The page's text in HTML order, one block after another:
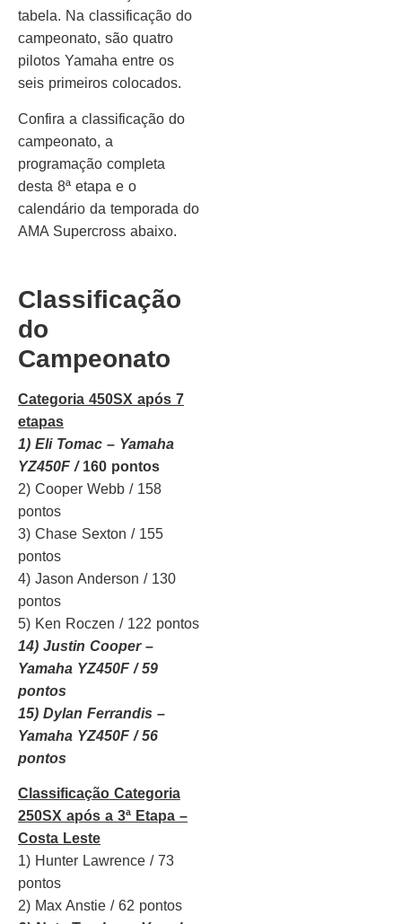
tabela. Na classificação do
campeonato, são quatro
pilotos Yamaha entre os
seis primeiros colocados.
Confira a classificação do
campeonato, a
programação completa
desta 8ª etapa e o
calendário da temporada do
AMA Supercross abaixo.
Classificação
do
Campeonato
Categoria 450SX após 7
etapas
1) Eli Tomac – Yamaha
YZ450F / 160 pontos
2) Cooper Webb / 158
pontos
3) Chase Sexton / 155
pontos
4) Jason Anderson / 130
pontos
5) Ken Roczen / 122 pontos
14) Justin Cooper –
Yamaha YZ450F / 59
pontos
15) Dylan Ferrandis –
Yamaha YZ450F / 56
pontos
Classificação Categoria
250SX após a 3ª Etapa –
Costa Leste
1) Hunter Lawrence / 73
pontos
2) Max Anstie / 62 pontos